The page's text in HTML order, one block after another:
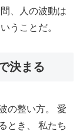
、人の波動は
うことだ。
決まる
の整い方。 愛
とき、 私たち